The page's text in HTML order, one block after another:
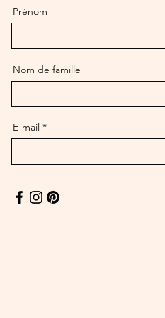
Prénom
Nom de famille
E-mail